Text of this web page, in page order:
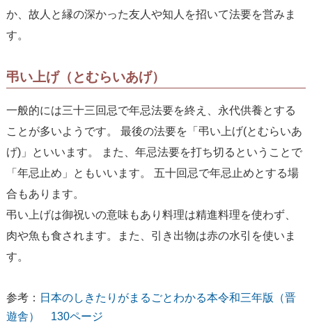
か、故人と縁の深かった友人や知人を招いて法要を営みま
す。
弔い上げ（とむらいあげ）
一般的には三十三回忌で年忌法要を終え、永代供養とする
ことが多いようです。 最後の法要を「弔い上げ(とむらいあ
げ)」といいます。 また、年忌法要を打ち切るということで
「年忌止め」ともいいます。 五十回忌で年忌止めとする場
合もあります。
弔い上げは御祝いの意味もあり料理は精進料理を使わず、
肉や魚も食されます。また、引き出物は赤の水引を使いま
す。
参考： 日本のしきたりがまるごとわかる本令和三年版（晋
遊舎） 130ページ